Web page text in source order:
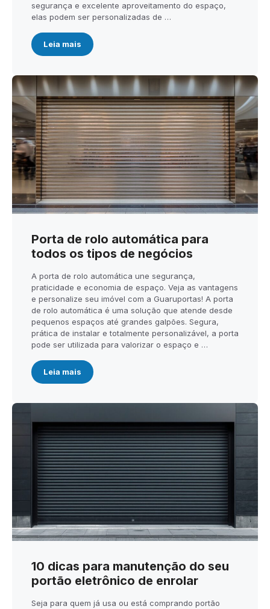
segurança e excelente aproveitamento do espaço,
elas podem ser personalizadas de …
Leia mais
Porta de rolo automática para
todos os tipos de negócios
A porta de rolo automática une segurança,
praticidade e economia de espaço. Veja as vantagens
e personalize seu imóvel com a Guaruportas! A porta
de rolo automática é uma solução que atende desde
pequenos espaços até grandes galpões. Segura,
prática de instalar e totalmente personalizável, a porta
pode ser utilizada para valorizar o espaço e …
Leia mais
10 dicas para manutenção do seu
portão eletrônico de enrolar
Seja para quem já usa ou está comprando portão